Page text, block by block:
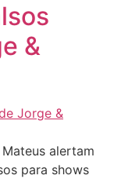
&
alertam
para shows